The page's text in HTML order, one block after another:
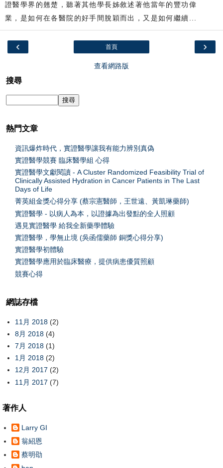
證醫學界的翹楚，聽著其他學長姊敘述著他當年的豐功偉
業，是如何在各醫院的好手間脫穎而出，又是如何繼續...
‹ ›
首頁
查看網路版
搜尋
熱門文章
資訊爆炸時代，實證醫學讓我有能力辨別真偽
實證醫學競賽 臨床醫學組 心得
實證醫學文獻閱讀 - A Cluster Randomized Feasibility Trial of
Clinically Assisted Hydration in Cancer Patients in The Last
Days of Life
菁英組金獎心得分享 (蔡宗憲醫師，王世遠、黃凱琳藥師)
實證醫學 - 以病人為本，以證據為出發點的全人照顧
遇見實證醫學 給我全新藥學體驗
實證醫學，學無止境 (吳函儒藥師 銅獎心得分享)
實證醫學初體驗
實證醫學應用於臨床醫療，提供病患優質照顧
競賽心得
網誌存檔
11月 2018 (2)
8月 2018 (4)
7月 2018 (1)
1月 2018 (2)
12月 2017 (2)
11月 2017 (7)
著作人
Larry GI
翁紹恩
蔡明劭